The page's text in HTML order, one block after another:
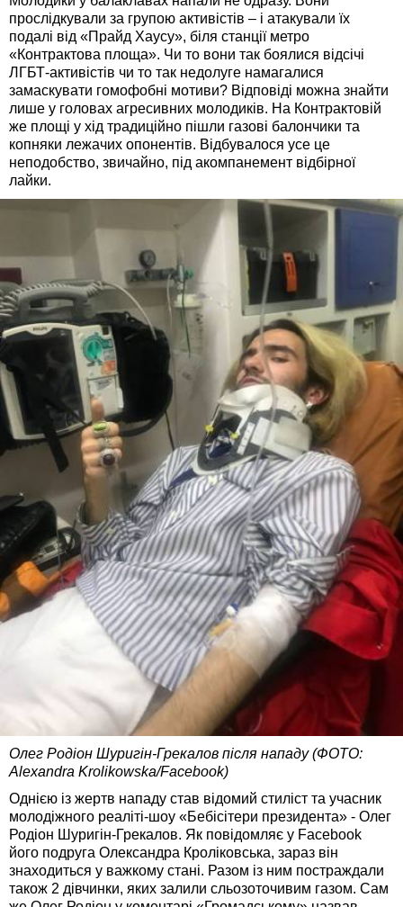
прослідкували за групою активістів – і атакували їх
подалі від «Прайд Хаусу», біля станції метро
«Контрактова площа». Чи то вони так боялися відсічі
ЛГБТ-активістів чи то так недолуге намагалися
замаскувати гомофобні мотиви? Відповіді можна знайти
лише у головах агресивних молодиків. На Контрактовій
же площі у хід традиційно пішли газові балончики та
копняки лежачих опонентів. Відбувалося усе це
неподобство, звичайно, під акомпанемент відбірної
лайки.
Олег Родіон Шуригін-Грекалов після нападу (ФОТО:
Alexandra Krolikowska/Facebook)
Однією із жертв нападу став відомий стиліст та учасник
молодіжного реаліті-шоу «Бебісітери президента» - Олег
Родіон Шуригін-Грекалов. Як повідомляє у Facebook
його подруга Олександра Кроліковська, зараз він
знаходиться у важкому стані. Разом із ним постраждали
також 2 дівчинки, яких залили сльозоточивим газом. Сам